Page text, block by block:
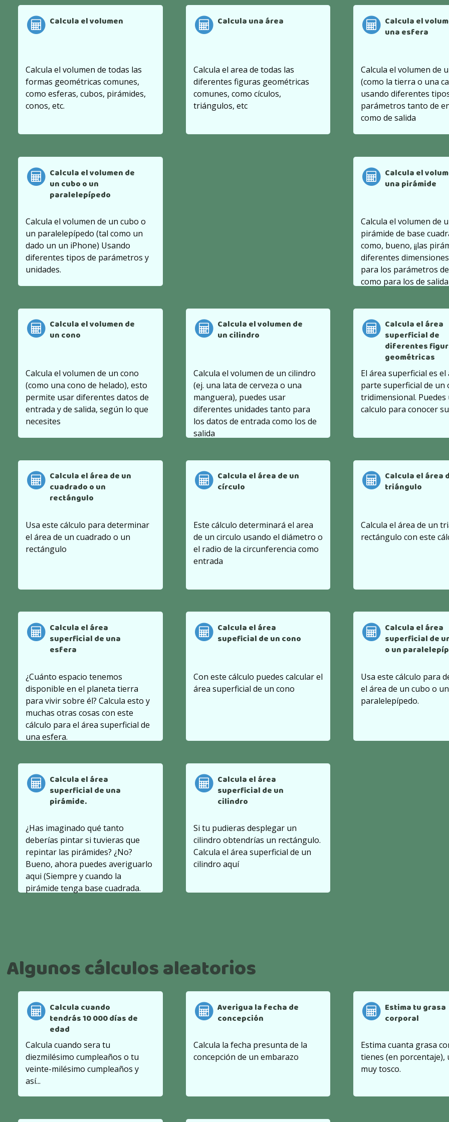
Calcula el volumen
Calcula el volumen de todas las
formas geométricas comunes,
como esferas, cubos, pirámides,
conos, etc.
Calcula una área
Calcula el area de todas las
diferentes figuras geométricas
comunes, como cículos,
triángulos, etc
Calcula el
una esfera
Calcula el volumen de
(como la tierra o una
usando diferentes
parámetros tanto de
como de salida
Calcula el volumen de
un cubo o un
paralelepípedo
Calcula el volumen de un cubo o
un paralelepípedo (tal como un
dado un un iPhone) Usando
diferentes tipos de parámetros y
unidades.
Calcula el
una pirámide
Calcula el volumen de
pirámide de base
como, bueno, ¡¡las
diferentes
para los parámetros
como para los de salida
Calcula el volumen de
un cono
Calcula el volumen de un cono
(como una cono de helado), esto
permite usar diferentes datos de
entrada y de salida, según lo que
necesites
Calcula el volumen de
un cilindro
Calcula el volumen de un cilindro
(ej. una lata de cerveza o una
manguera), puedes usar
diferentes unidades tanto para
los datos de entrada como los de
salida
Calcula el área
superficial de
diferentes
geométricas
El área superficial es el
parte superficial de un
tridimensional. Puedes
calculo para conocer
Calcula el área de un
cuadrado o un
rectángulo
Usa este cálculo para determinar
el área de un cuadrado o un
rectángulo
Calcula el área de un
círculo
Este cálculo determinará el area
de un circulo usando el diámetro o
el radio de la circunferencia como
entrada
Calcula el área
triángulo
Calcula el área de un
rectángulo con este
Calcula el área
superficial de una
esfera
¿Cuánto espacio tenemos
disponible en el planeta tierra
para vivir sobre él? Calcula esto y
muchas otras cosas con este
cálculo para el área superficial de
una esfera.
Calcula el área
supeficial de un cono
Con este cálculo puedes calcular el
área superficial de un cono
Calcula el área
superficial de
o un
Usa este cálculo para
el área de un cubo o un
paralelepípedo.
Calcula el área
superficial de una
pirámide.
¿Has imaginado qué tanto
deberías pintar si tuvieras que
repintar las pirámides? ¿No?
Bueno, ahora puedes averiguarlo
aqui (Siempre y cuando la
pirámide tenga base cuadrada.
Calcula el área
superficial de un
cilindro
Si tu pudieras desplegar un
cilindro obtendrías un rectángulo.
Calcula el área superficial de un
cilindro aquí
Algunos cálculos aleatorios
Calcula cuando
tendrás 10 000 días de
edad
Calcula cuando sera tu
diezmilésimo cumpleaños o tu
veinte-milésimo cumpleaños y
así...
Averigua la fecha de
concepción
Calcula la fecha presunta de la
concepción de un embarazo
Estima tu grasa
corporal
Estima cuanta grasa
tienes (en porcentaje),
muy tosco.